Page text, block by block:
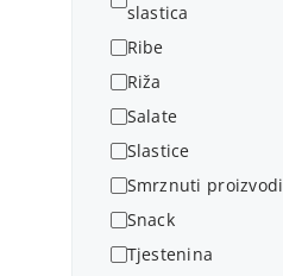
slastica
Ribe
Riža
Salate
Slastice
Smrznuti proizvodi
Snack
Tjestenina